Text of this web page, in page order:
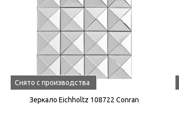
Снято с производства
Зеркало Eichholtz 108722 Conran